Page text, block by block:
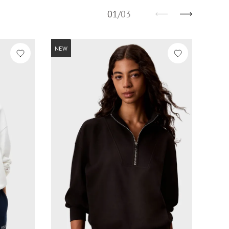
01/03
NEW